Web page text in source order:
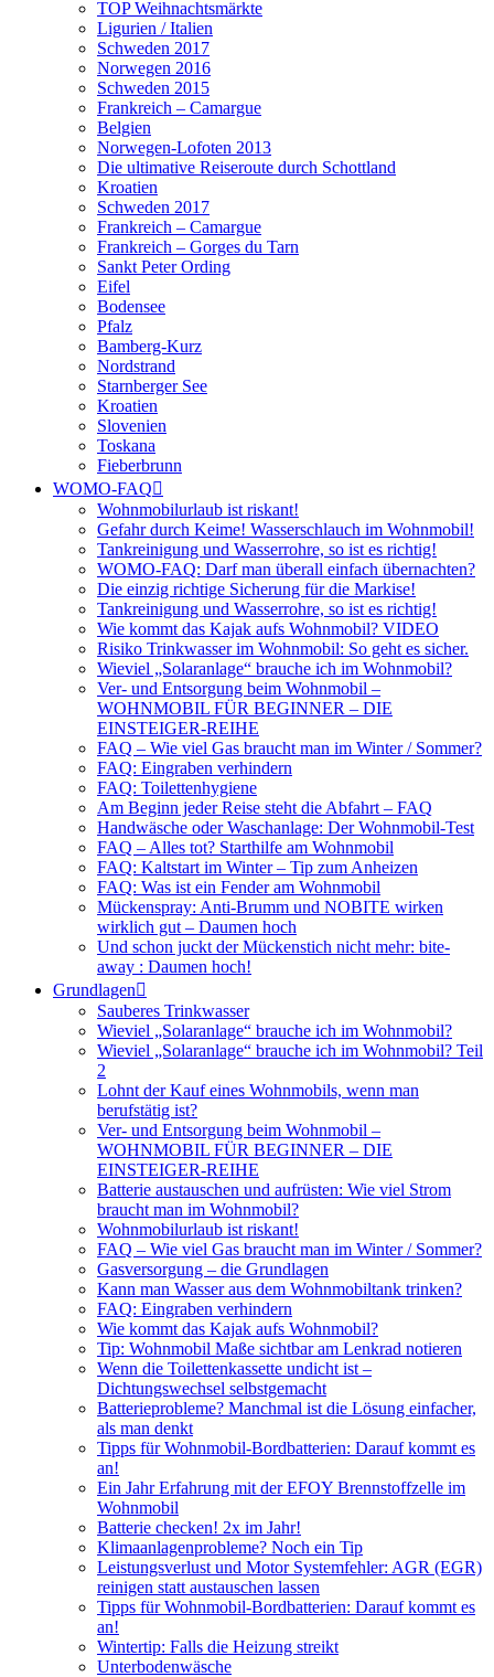
TOP Weihnachtsmärkte
Ligurien / Italien
Schweden 2017
Norwegen 2016
Schweden 2015
Frankreich – Camargue
Belgien
Norwegen-Lofoten 2013
Die ultimative Reiseroute durch Schottland
Kroatien
Schweden 2017
Frankreich – Camargue
Frankreich – Gorges du Tarn
Sankt Peter Ording
Eifel
Bodensee
Pfalz
Bamberg-Kurz
Nordstrand
Starnberger See
Kroatien
Slovenien
Toskana
Fieberbrunn
WOMO-FAQ
Wohnmobilurlaub ist riskant!
Gefahr durch Keime! Wasserschlauch im Wohnmobil!
Tankreinigung und Wasserrohre, so ist es richtig!
WOMO-FAQ: Darf man überall einfach übernachten?
Die einzig richtige Sicherung für die Markise!
Tankreinigung und Wasserrohre, so ist es richtig!
Wie kommt das Kajak aufs Wohnmobil? VIDEO
Risiko Trinkwasser im Wohnmobil: So geht es sicher.
Wieviel „Solaranlage“ brauche ich im Wohnmobil?
Ver- und Entsorgung beim Wohnmobil –
WOHNMOBIL FÜR BEGINNER – DIE
EINSTEIGER-REIHE
FAQ – Wie viel Gas braucht man im Winter / Sommer?
FAQ: Eingraben verhindern
FAQ: Toilettenhygiene
Am Beginn jeder Reise steht die Abfahrt – FAQ
Handwäsche oder Waschanlage: Der Wohnmobil-Test
FAQ – Alles tot? Starthilfe am Wohnmobil
FAQ: Kaltstart im Winter – Tip zum Anheizen
FAQ: Was ist ein Fender am Wohnmobil
Mückenspray: Anti-Brumm und NOBITE wirken
wirklich gut – Daumen hoch
Und schon juckt der Mückenstich nicht mehr: bite-
away : Daumen hoch!
Grundlagen
Sauberes Trinkwasser
Wieviel „Solaranlage“ brauche ich im Wohnmobil?
Wieviel „Solaranlage“ brauche ich im Wohnmobil? Teil
2
Lohnt der Kauf eines Wohnmobils, wenn man
berufstätig ist?
Ver- und Entsorgung beim Wohnmobil –
WOHNMOBIL FÜR BEGINNER – DIE
EINSTEIGER-REIHE
Batterie austauschen und aufrüsten: Wie viel Strom
braucht man im Wohnmobil?
Wohnmobilurlaub ist riskant!
FAQ – Wie viel Gas braucht man im Winter / Sommer?
Gasversorgung – die Grundlagen
Kann man Wasser aus dem Wohnmobiltank trinken?
FAQ: Eingraben verhindern
Wie kommt das Kajak aufs Wohnmobil?
Tip: Wohnmobil Maße sichtbar am Lenkrad notieren
Wenn die Toilettenkassette undicht ist –
Dichtungswechsel selbstgemacht
Batterieprobleme? Manchmal ist die Lösung einfacher,
als man denkt
Tipps für Wohnmobil-Bordbatterien: Darauf kommt es
an!
Ein Jahr Erfahrung mit der EFOY Brennstoffzelle im
Wohnmobil
Batterie checken! 2x im Jahr!
Klimaanlagenprobleme? Noch ein Tip
Leistungsverlust und Motor Systemfehler: AGR (EGR)
reinigen statt austauschen lassen
Tipps für Wohnmobil-Bordbatterien: Darauf kommt es
an!
Wintertip: Falls die Heizung streikt
Unterbodenwäsche